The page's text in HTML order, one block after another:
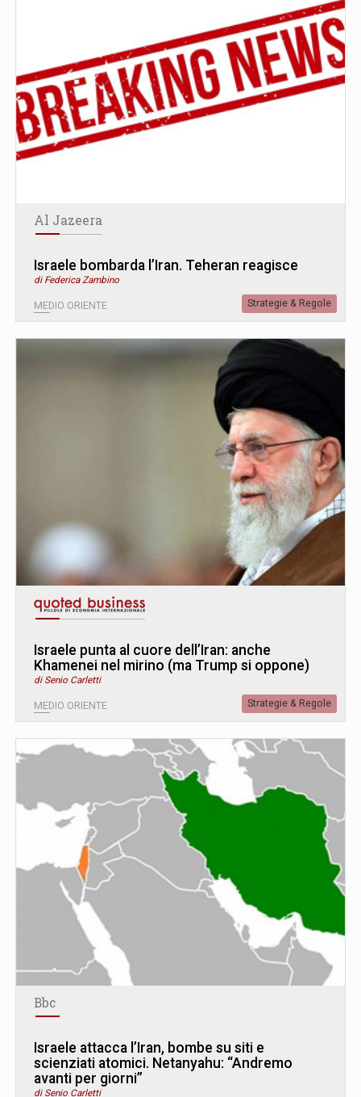
Al Jazeera
Israele bombarda l’Iran. Teheran reagisce
di Federica Zambino
MEDIO ORIENTE Strategie & Regole
Israele punta al cuore dell’Iran: anche
Khamenei nel mirino (ma Trump si oppone)
di Senio Carletti
MEDIO ORIENTE Strategie & Regole
Bbc
Israele attacca l’Iran, bombe su siti e
scienziati atomici. Netanyahu: “Andremo
avanti per giorni”
di Senio Carletti